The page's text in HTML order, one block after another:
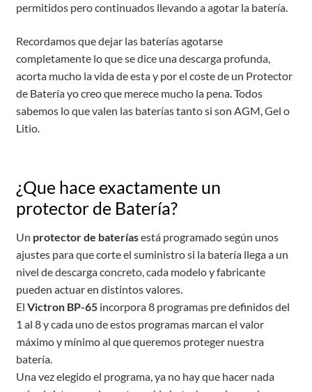
permitidos pero continuados llevando a agotar la batería.
Recordamos que dejar las baterías agotarse
completamente lo que se dice una descarga profunda,
acorta mucho la vida de esta y por el coste de un Protector
de Batería yo creo que merece mucho la pena. Todos
sabemos lo que valen las baterías tanto si son AGM, Gel o
Litio.
¿Que hace exactamente un
protector de Batería?
Un protector de bateríasestá programado según unos
ajustes para que corte el suministro si la batería llega a un
nivel de descarga concreto, cada modelo y fabricante
pueden actuar en distintos valores.
El Victron BP-65incorpora 8 programas pre definidos del
1 al 8 y cada uno de estos programas marcan el valor
máximo y mínimo al que queremos proteger nuestra
batería.
Una vez elegido el programa, ya no hay que hacer nada